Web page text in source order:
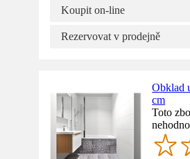
Koupit on-line
Rezervovat v prodejně
Obklad
cm
Toto